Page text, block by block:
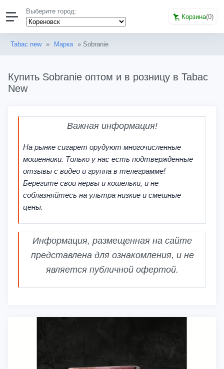
Выберите город:
Корзина(0)
Tabac new » Марка » Sobranie
Купить Sobranie оптом и в розницу в Tabac
New
Важная информация!
На рынке сигарет орудуют многочисленные
мошенники. Только у нас есть подтвержденные
отзывы с видео и группа в телеграмме!
Берегите свои нервы и кошельки, и не
соблазняйтесь на ультра низкие и смешные
цены.
Информация, размещенная на сайте
представлена для ознакомления, и не
является публичной офертой.